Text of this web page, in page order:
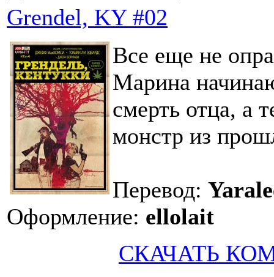
Grendel, KY #02
Все еще не
Марина
смерть отца, а
монстр из
Перевод:
Оформление: ellolait
СКАЧАТЬ